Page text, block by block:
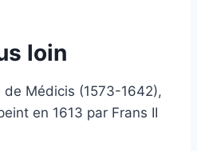
loin
Médicis (1573-1642),
en 1613 par Frans II